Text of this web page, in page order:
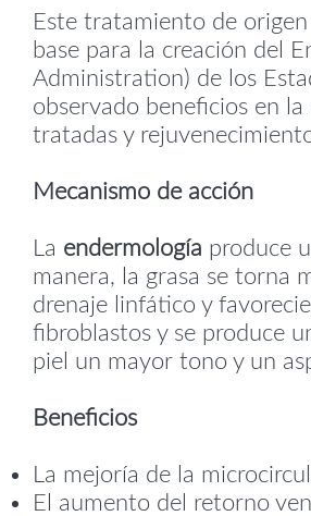
Este tratamiento de
base para la creación del
Administration) de los
observado beneficios en
tratadas y
Mecanismo de acción
La endermología produce
manera, la grasa se torna
drenaje linfático y
fibroblastos y se produce
piel un mayor tono y un
Beneficios
La mejoría de la
El aumento del retorno